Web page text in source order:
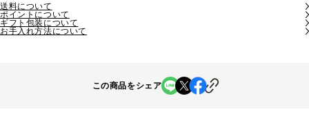
送料について
ポイントについて
ギフト包装について
お手入れ方法について
この商品をシェア